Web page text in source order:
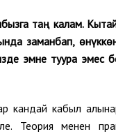
таң калам.
заманбап,
эмне туура эмес
кандай кабыл
Теория менен